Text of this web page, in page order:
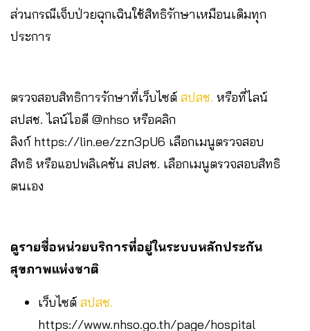
ส่วนกรณีเจ็บป่วยฉุกเฉินใช้สิทธิรักษาเหมือนเดิมทุก
ประการ
ตรวจสอบสิทธิการรักษาที่เว็บไซต์ สปสช. หรือที่ไลน์
สปสช. ไลน์ไอดี @nhso หรือคลิก
ลิงก์ https://lin.ee/zzn3pU6 เลือกเมนูตรวจสอบ
สิทธิ หรือแอปพลิเคชัน สปสช. เลือกเมนูตรวจสอบสิทธิ
ตนเอง
ดูรายชื่อหน่วยบริการที่อยู่ในระบบหลักประกัน
สุขภาพแห่งชาติ
เว็บไซต์ สปสช.
https://www.nhso.go.th/page/hospital